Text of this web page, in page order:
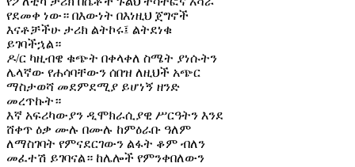
የደመቀ ነው። በእውነት በእነዚህ ጀግኖች
እናቶቻችሁ ታሪክ ልትኮሩ፤ ልትደነቁ
ይገባችኋል።
ዶ/ር ካዚብዌ ቁጭት በቀላቀለ ስሜት ያነሱትን
ሌላኛው የሐሳባቸውን ሰበዝ ለዚህች አጭር
ማስታወሻ መደምደሚያ ይሆነኝ ዘንድ
መረጥኩት።
እኛ አፍሪካውያን ዲሞክራሲያዊ ሥርዓትን እንደ
ሸቀጥ ዕቃ ሙሉ በሙሉ ከምዕራቡ ዓለም
ለማስገባት የምናደርገውን ልፋት ቆም ብለን
መፈተሽ ይገባናል። ከሌሎች የምንቀበለውን